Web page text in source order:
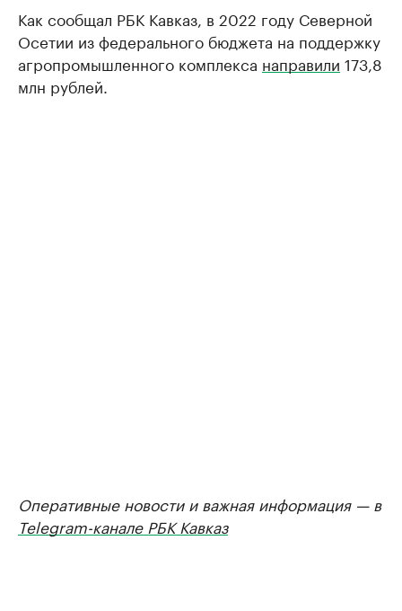
Как сообщал РБК Кавказ, в 2022 году Северной
Осетии из федерального бюджета на поддержку
агропромышленного комплекса направили 173,8
млн рублей.
Оперативные новости и важная информация — в
Telegram-канале РБК Кавказ